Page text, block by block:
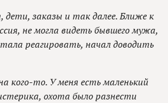
заказы и так далее. Ближе к
не могла видеть бывшего мужа,
реагировать, начал доводить
кого-то. У меня есть маленький
охота было разнести